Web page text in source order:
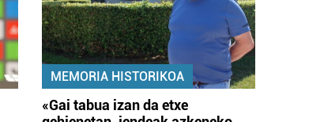
MEMORIA HISTORIKOA
«Gai tabua izan da etxe